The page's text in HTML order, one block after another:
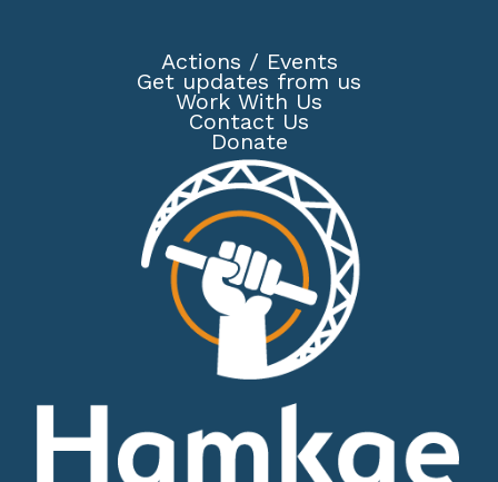
Actions / Events
Get updates from us
Work With Us
Contact Us
Donate